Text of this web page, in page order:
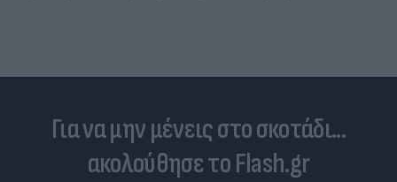
Για να μην μένεις στο σκοτάδι...
ακολούθησε το Flash.gr